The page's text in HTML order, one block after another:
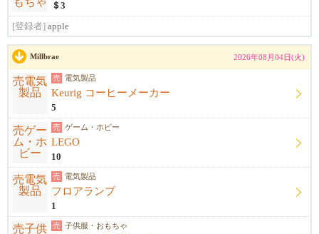
＄3
[登録者] apple
Millbrae 2026年08月04日(火)
売 電気製品
Keurig コーヒーメーカー
5
売 ゲーム・ホビー
LEGO
10
売 電気製品
フロアランプ
1
売 子供服・おもちゃ